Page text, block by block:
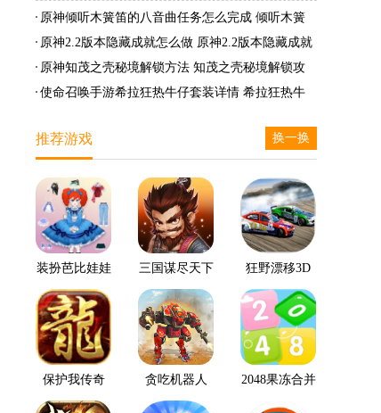
2022 蛋仔派对礼包码怎
么兑换
做 原神托马邀约任务怎
么完成
原神倾听木簧笛的八音曲任务怎么完成 倾听木簧
笛的八音曲任务攻略
原神2.2版本隐藏成就怎么做 原神2.2版本隐藏成就
有哪些
原神知茂之壳秘境解锁方法 知茂之壳秘境解锁攻
略使命召唤手游希拉狂热牛仔套装详情 希拉狂热牛
推荐游戏 换一换
装扮芭比娃娃 三国谋尽天下 狂野漂移3D
保护我传奇 贪吃机器人 2048果冻合并